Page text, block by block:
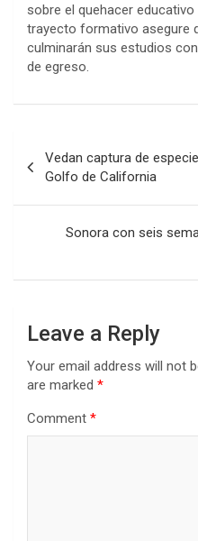
sobre el quehacer
trayecto formativo asegure
culminarán sus estudios
de egreso.
navigation
Vedan captura de
Golfo de California
Sonora con seis
Leave a Reply
Your email address will not
are marked *
Comment *